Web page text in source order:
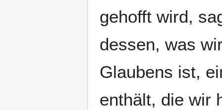
gehofft wird,
dessen, was
Glaubens ist,
enthält, die wir